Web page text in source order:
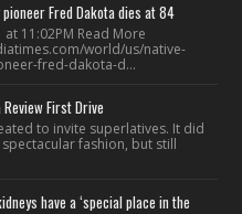
Fred Dakota dies at 84
11:02PM Read More
world/us/native-
fred-dakota-d...
First Drive
to invite superlatives. It did
fashion, but still
have a ‘special place in the